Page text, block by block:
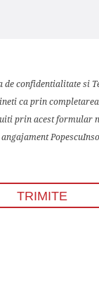
confidentialitate si
ca prin
prin acest formular